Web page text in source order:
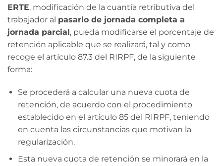
ERTE, modificación de la cuantía retributiva del
trabajador al pasarlo de jornada completa a
jornada parcial, pueda modificarse el porcentaje de
retención aplicable que se realizará, tal y como
recoge el artículo 87.3 del RIRPF, de la siguiente
forma:
Se procederá a calcular una nueva cuota de
retención, de acuerdo con el procedimiento
establecido en el artículo 85 del RIRPF, teniendo
en cuenta las circunstancias que motivan la
regularización.
Esta nueva cuota de retención se minorará en la